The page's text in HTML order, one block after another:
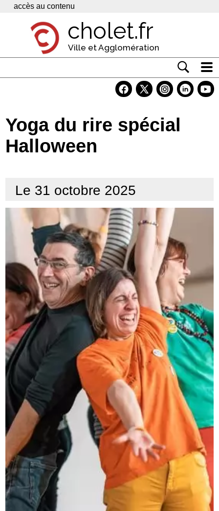
Panneau de gestion des cookies
accès au contenu
cholet.fr
Ville et Agglomération
Economie
Services
Yoga du rire spécial
Halloween
Le 31 octobre 2025